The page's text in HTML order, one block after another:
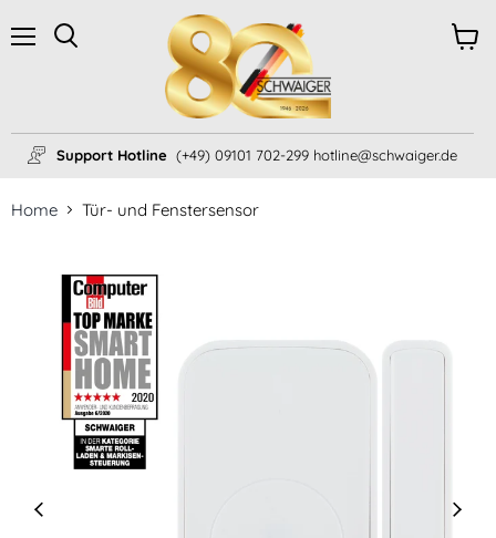
Support Hotline (+49) 09101 702-299 hotline@schwaiger.de
Home Tür- und Fenstersensor